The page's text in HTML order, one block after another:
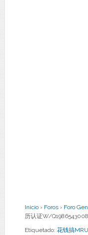
Inicio › Foros › Foro
历认证W/
Etiquetado: 花钱搞